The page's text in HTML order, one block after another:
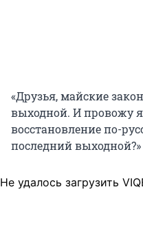
«Друзья, майские
выходной. И провожу я
восстановление по-
последний
Не удалось загрузить